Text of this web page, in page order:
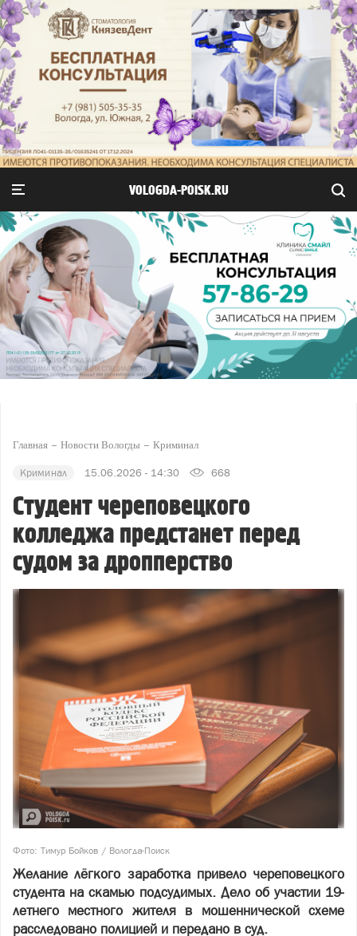
VOLOGDA-POISK.RU
Главная Новости Вологды Криминал
Криминал 15.06.2026 - 14:30 668
Студент череповецкого
колледжа предстанет перед
судом за дропперство
Фото: Тимур Бойков / Вологда-Поиск
Желание лёгкого заработка привело череповецкого
студента на скамью подсудимых. Дело об участии 19-
летнего местного жителя в мошеннической схеме
расследовано полицией и передано в суд.